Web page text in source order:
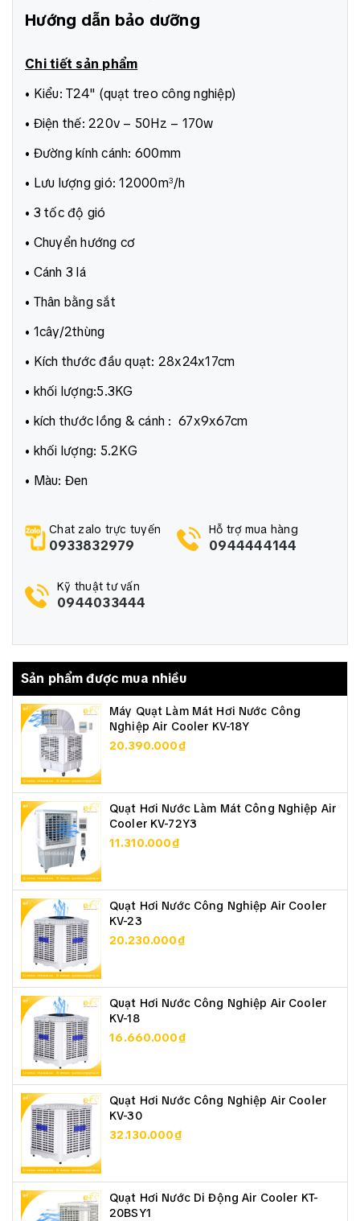
Hướng dẫn bảo dưỡng
Chi tiết sản phẩm
• Kiểu: T24" (quạt treo công nghiệp)
• Điện thế: 220v – 50Hz – 170w
• Đường kính cánh: 600mm
• Lưu lượng gió: 12000m3/h
• 3 tốc độ gió
• Chuyển hướng cơ
• Cánh 3 lá
• Thân bằng sắt
• 1cây/2thùng
• Kích thước đầu quạt: 28x24x17cm
• khối lượng:5.3KG
• kích thước lồng & cánh : 67x9x67cm
• khối lượng: 5.2KG
• Màu: Đen
Chat zalo trực tuyến
0933832979
Hỗ trợ mua hàng
0944444144
Kỹ thuật tư vấn
0944033444
Sản phẩm được mua nhiều
Máy Quạt Làm Mát Hơi Nước Công
Nghiệp Air Cooler KV-18Y
20.390.000₫
Quạt Hơi Nước Làm Mát Công Nghiệp Air
Cooler KV-72Y3
11.310.000₫
Quạt Hơi Nước Công Nghiệp Air Cooler
KV-23
20.230.000₫
Quạt Hơi Nước Công Nghiệp Air Cooler
KV-18
16.660.000₫
Quạt Hơi Nước Công Nghiệp Air Cooler
KV-30
32.130.000₫
Quạt Hơi Nước Di Động Air Cooler KT-
20BSY1